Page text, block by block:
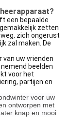
een bepaalde
zetten
zich ongerust
zal maken. De
van uw vrienden
beelden
voor het
partijen en
voor uw
ontworpen met
knap en mooi